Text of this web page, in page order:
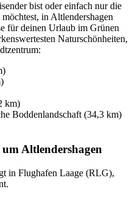
bist oder einfach nur die
in Altlendershagen
für deinen Urlaub im Grünen
Naturschönheiten,
km)
Boddenlandschaft (34,3 km)
Altlendershagen
in Flughafen Laage (RLG),